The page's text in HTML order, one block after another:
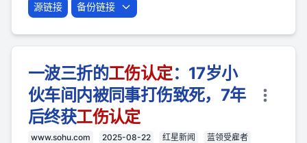
源链接 备份链接
一波三折的工伤认定：17岁小
伙车间内被同事打伤致死，7年
后终获工伤认定
www.sohu.com 2025-08-22 红星新闻
蓝领受雇者